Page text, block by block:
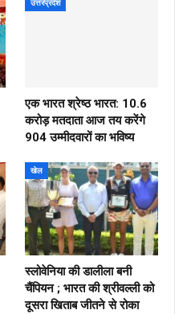
उत्तरप्रदेश
एक भारत श्रेष्ठ भारत: 10.6
करोड़ मतदाता आज तय करेंगे
904 उम्मीदवारों का भविष्य
खेल
स्लोवेनिया की डालीला बनी
चैंपियन ; भारत की श्रीवल्ली को
दूसरा खिताब जीतने से रोका